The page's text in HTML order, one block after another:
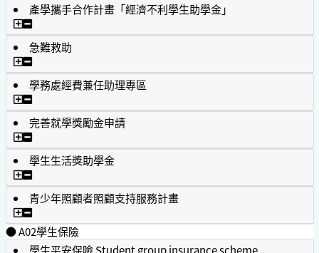
產學攜手合作計畫「經濟不利學生助學金」
產學攜手合作計畫「經濟不利學生助學金」
急難救助
急難救助
學務處經費兼任助理專區
學務處經費兼任助理專區
完善就學獎勵金申請
完善就學獎勵金申請
學生生活獎助學金
學生生活獎助學金
青少年照顧者照顧支持服務計畫
青少年照顧者照顧支持服務計畫
● A02學生保險
學生平安保險 Student group insurance scheme